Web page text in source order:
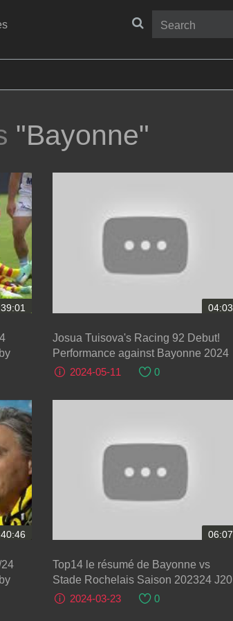
"Bayonne"
04:03
Josua Tuisova's Racing 92 Debut!
Performance against Bayonne 2024
2024-05-11
0
06:07
Top14 le résumé de Bayonne vs
Stade Rochelais Saison 202324 J20
2024-03-23
0